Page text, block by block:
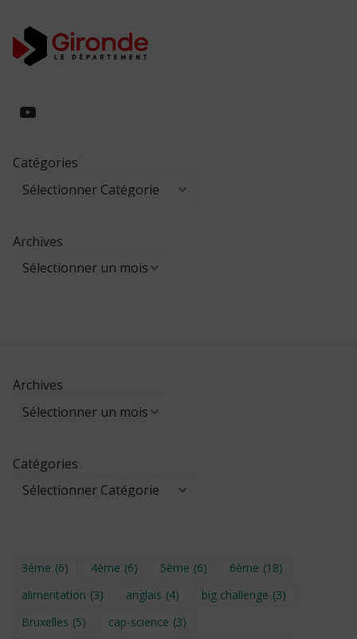
https://www.youtube.com/
Catégories
Archives
Archives
Catégories
3ème (6) 4ème (6) 5ème (6) 6ème (18)
alimentation (3) anglais (4) big challenge (3)
Bruxelles (5) cap-science (3)